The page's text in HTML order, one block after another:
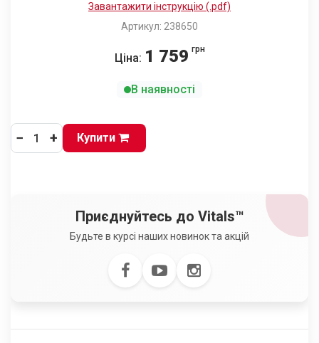
Завантажити інструкцію (.pdf)
Артикул: 238650
Ціна: 1 759 грн
В наявності
− + Купити
Приєднуйтесь до Vitals™
Будьте в курсі наших новинок та акцій